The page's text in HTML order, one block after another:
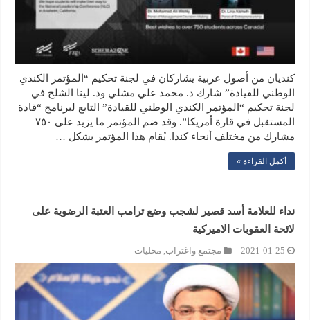
كنديان من أصول عربية يشاركان في لجنة تحكيم “المؤتمر الكندي
الوطني للقيادة” شارك د. محمد علي مشلي ود. لينا الشلح في
لجنة تحكيم “المؤتمر الكندي الوطني للقيادة” التابع لبرنامج “قادة
المستقبل في قارة أمريكا”. وقد ضم المؤتمر ما يزيد على ٧٥٠
مشارك من مختلف أنحاء كندا. يُقام هذا المؤتمر بشكل …
أكمل القراءة »
نداء للعلامة أسد قصير لشجب وضع ترامب العتبة الرضوية على
لائحة العقوبات الاميركية
2021-01-25 مجتمع واغتراب, محليات